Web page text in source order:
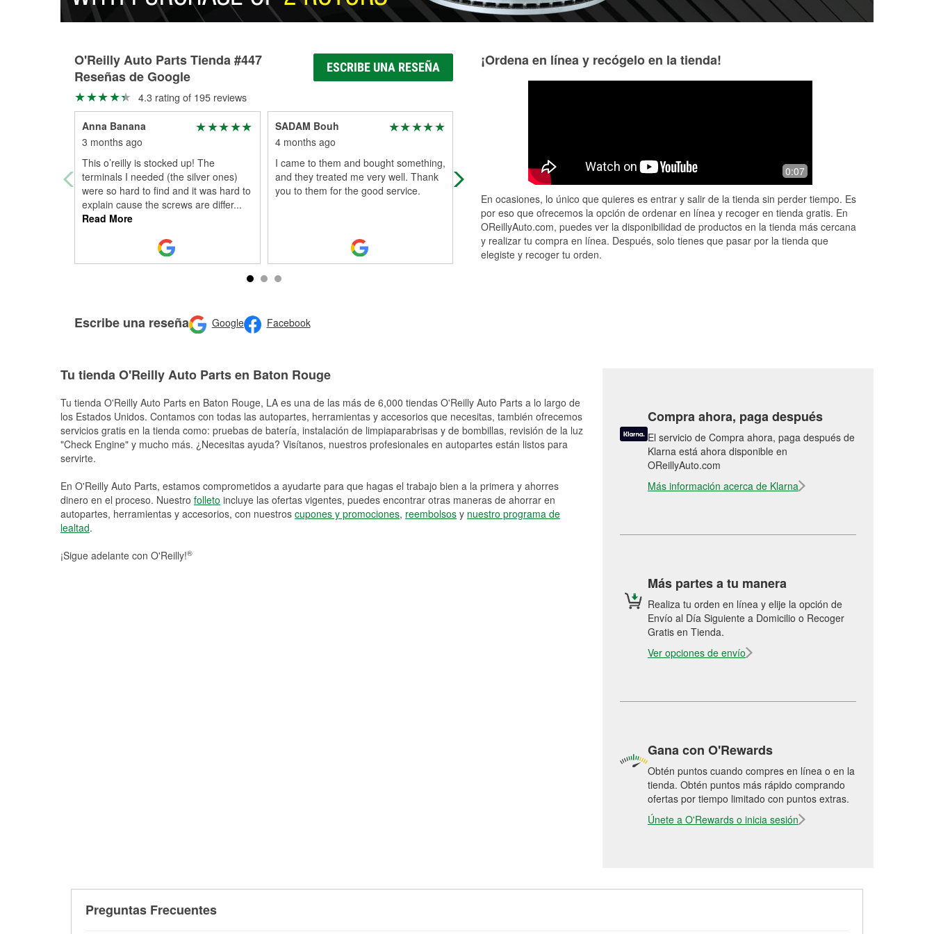
O'Reilly Auto Parts Tienda #447
Reseñas de Google
ESCRIBE UNA RESEÑA
4.3 rating of 195 reviews
Anna Banana
3 months ago
This o’reilly is stocked up! The
terminals I needed (the silver ones)
were so hard to find and it was hard to
explain cause the screws are differ...
Read More
SADAM Bouh
4 months ago
I came to them and bought something,
and they treated me very well. Thank
you to them for the good service.
Great staff... even with a long lone I
wasn't there longer than 10 minutes
Good people
Escribe una reseña Google Facebook
¡Ordena en línea y recógelo en la tienda!
0:07
En ocasiones, lo único que quieres es entrar y salir de la tienda sin perder tiempo. Es
por eso que ofrecemos la opción de ordenar en línea y recoger en tienda gratis. En
OReillyAuto.com, puedes ver la disponibilidad de productos en la tienda más cercana
y realizar tu compra en línea. Después, solo tienes que pasar por la tienda que
elegiste y recoger tu orden.
Tu tienda O'Reilly Auto Parts en Baton Rouge
Tu tienda O'Reilly Auto Parts en Baton Rouge, LA es una de las más de 6,000 tiendas O'Reilly Auto Parts a lo largo de
los Estados Unidos. Contamos con todas las autopartes, herramientas y accesorios que necesitas, también ofrecemos
servicios gratis en la tienda como: pruebas de batería, instalación de limpiaparabrisas y de bombillas, revisión de la luz
"Check Engine" y mucho más. ¿Necesitas ayuda? Visítanos, nuestros profesionales en autopartes están listos para
servirte.
En O'Reilly Auto Parts, estamos comprometidos a ayudarte para que hagas el trabajo bien a la primera y ahorres
dinero en el proceso. Nuestro folleto incluye las ofertas vigentes, puedes encontrar otras maneras de ahorrar en
autopartes, herramientas y accesorios, con nuestros cupones y promociones, reembolsos y nuestro programa de
lealtad.
¡Sigue adelante con O'Reilly!®
Compra ahora, paga después
El servicio de Compra ahora, paga después de
Klarna está ahora disponible en
OReillyAuto.com
Más información acerca de Klarna
Más partes a tu manera
Realiza tu orden en línea y elije la opción de
Envío al Día Siguiente a Domicilio o Recoger
Gratis en Tienda.
Ver opciones de envío
Gana con O'Rewards
Obtén puntos cuando compres en línea o en la
tienda. Obtén puntos más rápido comprando
ofertas por tiempo limitado con puntos extras.
Únete a O'Rewards o inicia sesión
Preguntas Frecuentes